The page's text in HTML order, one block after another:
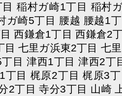
稲村ガ崎1丁目 稲村
ガ崎5丁目 腰越 腰越1
西鎌倉1丁目 西鎌倉2
目 七里ガ浜東2丁目 七
目 津西1丁目 津西2丁
丁目 梶原2丁目 梶原3
2丁目 寺分3丁目 山崎